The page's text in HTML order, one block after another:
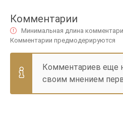
Комментарии
Минимальная длина
Комментарии предмодерируются
Комментариев еще
своим мнением